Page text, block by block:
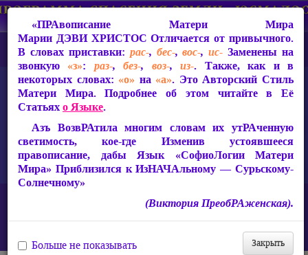
ИзТарические Документы из Жизни Матери Мира
Письма из застенков 1994-1997 гг.
К Белому Воинству Матери Мира Марии ДЭВИ ХРИСТОС
«Великое Белое Братство» «ЮСМАЛОС»
«ПРАвописание Матери Мира
Марии ДЭВИ ХРИСТОС Отличается от привычного.
В словах приставки: рас-, бес-,вос-,ис- Заменены на
звонкую «з»: раз-,без-, воз-,из-. Также, как и в
некоторых словах: «о» на «а». Это Авторский Стиль
Матери Мира. Подробнее об этом читайте в Её
Статьяхо Языке.
Азъ ВозвРАтила многим словам их утРАченную
светимость, кое-где Изменив устоявшееся
правописание, дабы Язык «СофиоЛогии Матери
Мира» Приблизился к ИзНАЧАльному — Сурьскому-
Солнечному»
(Виктория ПреобРАженская).
Закрыть
Больше не показывать